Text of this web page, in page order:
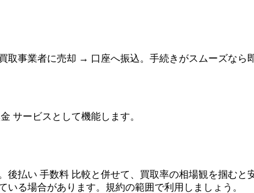
事業者に売却 → 口座へ振込。手続きがスムーズなら
サービスとして機能します。
払い 手数料 比較と併せて、買取率の相場観を掴むと
る場合があります。規約の範囲で利用しましょう。